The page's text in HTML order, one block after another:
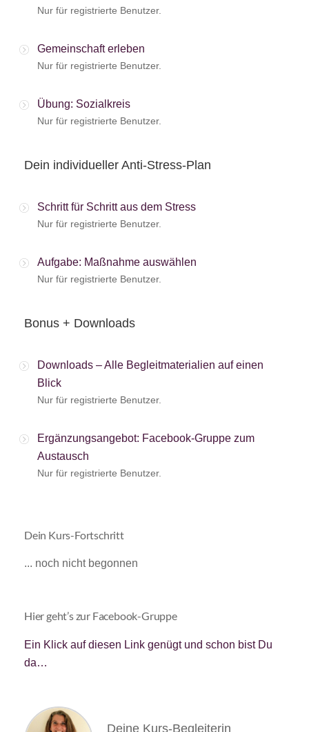
Nur für registrierte Benutzer.
Gemeinschaft erleben
Nur für registrierte Benutzer.
Übung: Sozialkreis
Nur für registrierte Benutzer.
Dein individueller Anti-Stress-Plan
Schritt für Schritt aus dem Stress
Nur für registrierte Benutzer.
Aufgabe: Maßnahme auswählen
Nur für registrierte Benutzer.
Bonus + Downloads
Downloads – Alle Begleitmaterialien auf einen
Blick
Nur für registrierte Benutzer.
Ergänzungsangebot: Facebook-Gruppe zum
Austausch
Nur für registrierte Benutzer.
Dein Kurs-Fortschritt
... noch nicht begonnen
Hier geht’s zur Facebook-Gruppe
Ein Klick auf diesen Link genügt und schon bist Du
da…
Deine Kurs-Begleiterin